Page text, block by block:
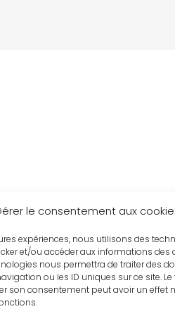
le consentement aux
expériences, nous utilisons des
et/ou accéder aux informations des
nous permettra de traiter des
ou les ID uniques sur ce site.
son consentement peut avoir un effet